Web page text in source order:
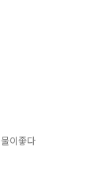
이좋다